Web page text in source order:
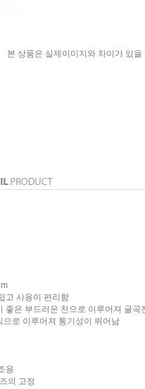
본 상품은 실제이미지와 차이가 있을
고 사용이 편리함
좋은 부드러운 천으로 이루어져 굴곡
으로 이루어져 통기성이 뛰어남
용
의 고정